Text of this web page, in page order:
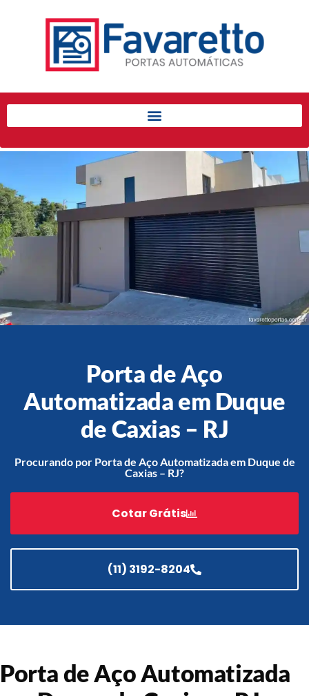
Início
Produtos
Porta de Enrolar Automática
Automatizadores
Acessórios Para Portas de
Enrolar
Pintura eletrostática
Portfólio
Contato
Acessórios
Automatização
Portão de Garagem de
Enrolar em Teresópolis – RJ
Enrolar em São Pedro da
Portão de Garagem de
Enrolar em São João de
Meriti – RJ
Portão de Garagem de
Portão de Garagem de
Enrolar em Queimados – RJ
Porta de Aço
Automatizada em Duque
de Caxias – RJ
Procurando por Porta de Aço Automatizada em Duque de
Caxias – RJ?
Cotar Grátis
(11) 3192-8204
Porta de Aço Automatizada